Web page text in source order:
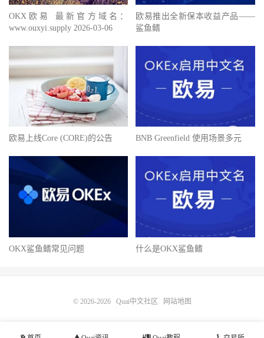
OKX欧易 最新官方域名：
www.ouxyi.supply 2026-03-06
欧易推出全新保本收益产品——
鲨鱼鳍
欧易上线Core (CORE)的公告 BNB Greenfield 使用场景多元
OKX鲨鱼鳍常见问题 什么是OKX鲨鱼鳍
© 2026-2026 Quai中文社区 网站地图